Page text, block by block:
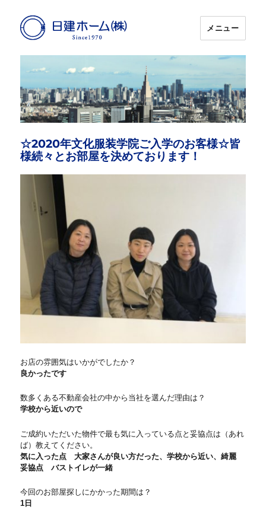
日建ホーム
メニュー
☆2020年文化服装学院ご入学のお客様☆皆
様続々とお部屋を決めております！
お店の雰囲気はいかがでしたか？
良かったです
数多くある不動産会社の中から当社を選んだ理由は？
学校から近いので
ご成約いただいた物件で最も気に入っている点と妥協点は（あれ
ば）教えてください。
気に入った点 大家さんが良い方だった、学校から近い、綺麗
妥協点 バストイレが一緒
今回のお部屋探しにかかった期間は？
1日